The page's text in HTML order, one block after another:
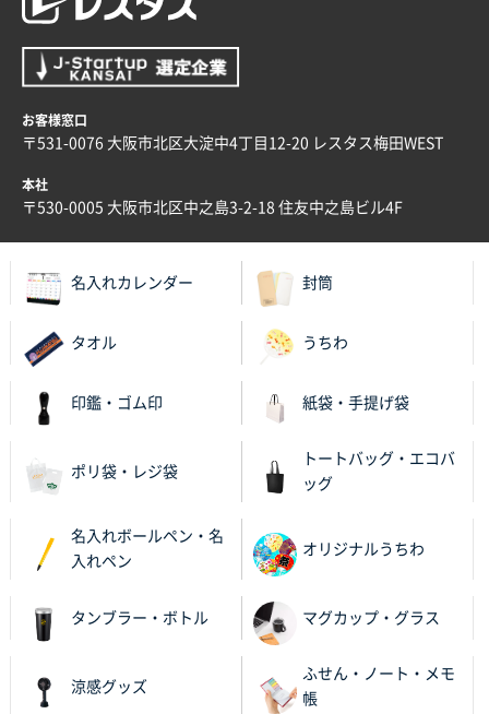
ロゴが入れられること
大阪府E社様
2025年11月28日 15:13
他部署のスタッフからの指示
兵庫県S社様
以前発注しているので、データが残っている点が良か
2025年11月25日 16:41
前回同様、安心できるから
uni ジェットストリーム 05
2025年11月21日 16:39
何度か注文していて、満足していたから
神奈川県のお客様
のし文言が変更できたのと価格。
お客様窓口
〒531-0076 大阪市北区大淀中4丁目12-20 レスタス梅田WEST
本社
〒530-0005 大阪市北区中之島3-2-18 住友中之島ビル4F
名入れカレンダー 封筒
タオル うちわ
印鑑・ゴム印 紙袋・手提げ袋
ポリ袋・レジ袋
トートバッグ・エコバ
ッグ
名入れボールペン・名
入れペン
オリジナルうちわ
タンブラー・ボトル マグカップ・グラス
涼感グッズ
ふせん・ノート・メモ
帳